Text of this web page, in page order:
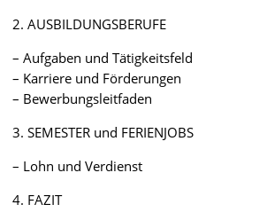
2. AUSBILDUNGSBERUFE
– Aufgaben und Tätigkeitsfeld
– Karriere und Förderungen
– Bewerbungsleitfaden
3. SEMESTER und FERIENJOBS
– Lohn und Verdienst
4. FAZIT